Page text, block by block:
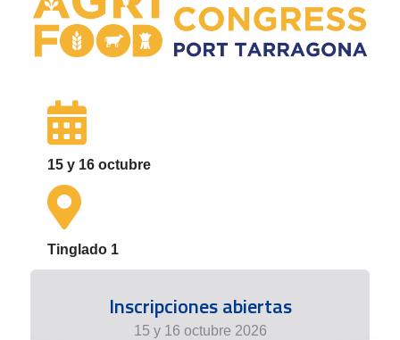
15 y 16 octubre
Tinglado 1
Inscripciones abiertas
15 y 16 octubre 2026